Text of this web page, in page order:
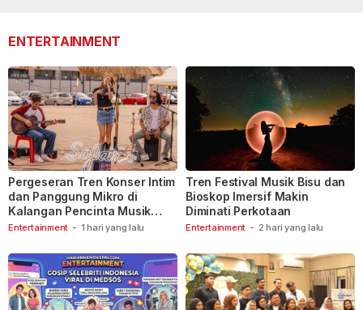
ENTERTAINMENT
Entertainment - 1 hari yang lalu
Pergeseran Tren Konser Intim
dan Panggung Mikro di
Kalangan Pencinta Musik
Indonesia
Entertainment - 2 hari yang lalu
Tren Festival Musik Bisu dan
Bioskop Imersif Makin
Diminati Perkotaan